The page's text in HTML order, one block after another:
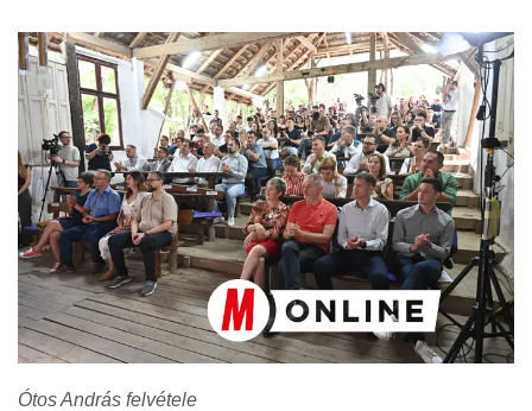
Ótos András felvétele